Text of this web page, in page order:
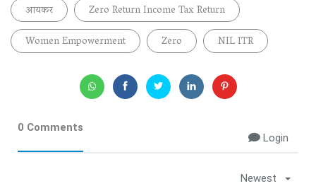
आयकर
Zero Return Income Tax Return
Women Empowerment
Zero NIL ITR
0 Comments
Login
Newest